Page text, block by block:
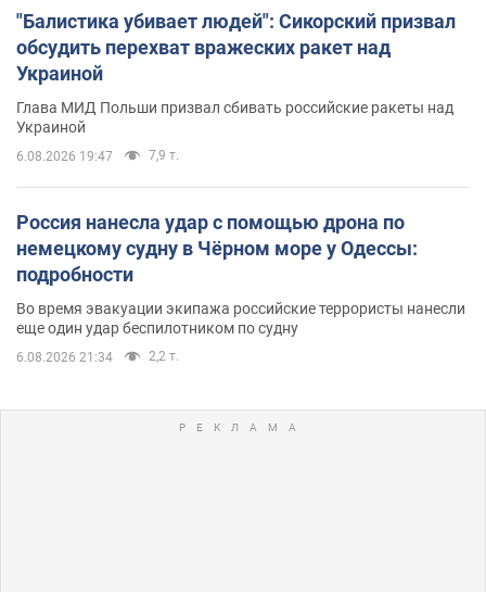
"Балистика убивает людей": Сикорский призвал
обсудить перехват вражеских ракет над
Украиной
Глава МИД Польши призвал сбивать российские ракеты над
Украиной
6.08.2026 19:47 7,9 т.
Россия нанесла удар с помощью дрона по
немецкому судну в Чёрном море у Одессы:
подробности
Во время эвакуации экипажа российские террористы нанесли
еще один удар беспилотником по судну
6.08.2026 21:34 2,2 т.